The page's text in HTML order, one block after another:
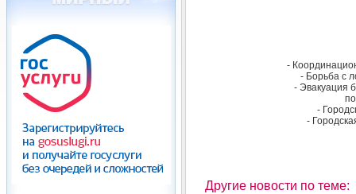
-
- Борьба с
- Эвакуация
-
-
Другие новости по теме: